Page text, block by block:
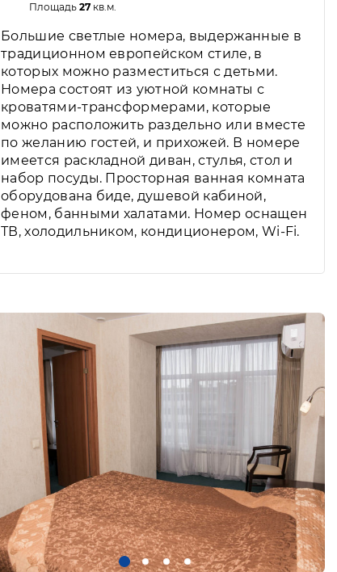
Площадь 27кв.м.
Большие светлые номера, выдержанные в
традиционном европейском стиле, в
которых можно разместиться с детьми.
Номера состоят из уютной комнаты с
кроватями-трансформерами, которые
можно расположить раздельно или вместе
по желанию гостей, и прихожей. В номере
имеется раскладной диван, стулья, стол и
набор посуды. Просторная ванная комната
оборудована биде, душевой кабиной,
феном, банными халатами. Номер оснащен
ТВ, холодильником, кондиционером, Wi-Fi.